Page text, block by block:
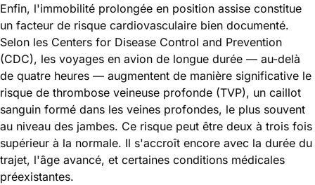
Enfin, l'immobilité prolongée en position assise constitue
un facteur de risque cardiovasculaire bien documenté.
Selon les Centers for Disease Control and Prevention
(CDC), les voyages en avion de longue durée — au-delà
de quatre heures — augmentent de manière significative le
risque de thrombose veineuse profonde (TVP), un caillot
sanguin formé dans les veines profondes, le plus souvent
au niveau des jambes. Ce risque peut être deux à trois fois
supérieur à la normale. Il s'accroît encore avec la durée du
trajet, l'âge avancé, et certaines conditions médicales
préexistantes.